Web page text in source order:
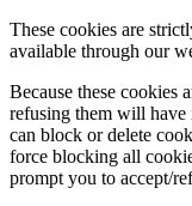
These cookies are
available through our
Because these cookies
refusing them will have
can block or delete
force blocking all
prompt you to accept/